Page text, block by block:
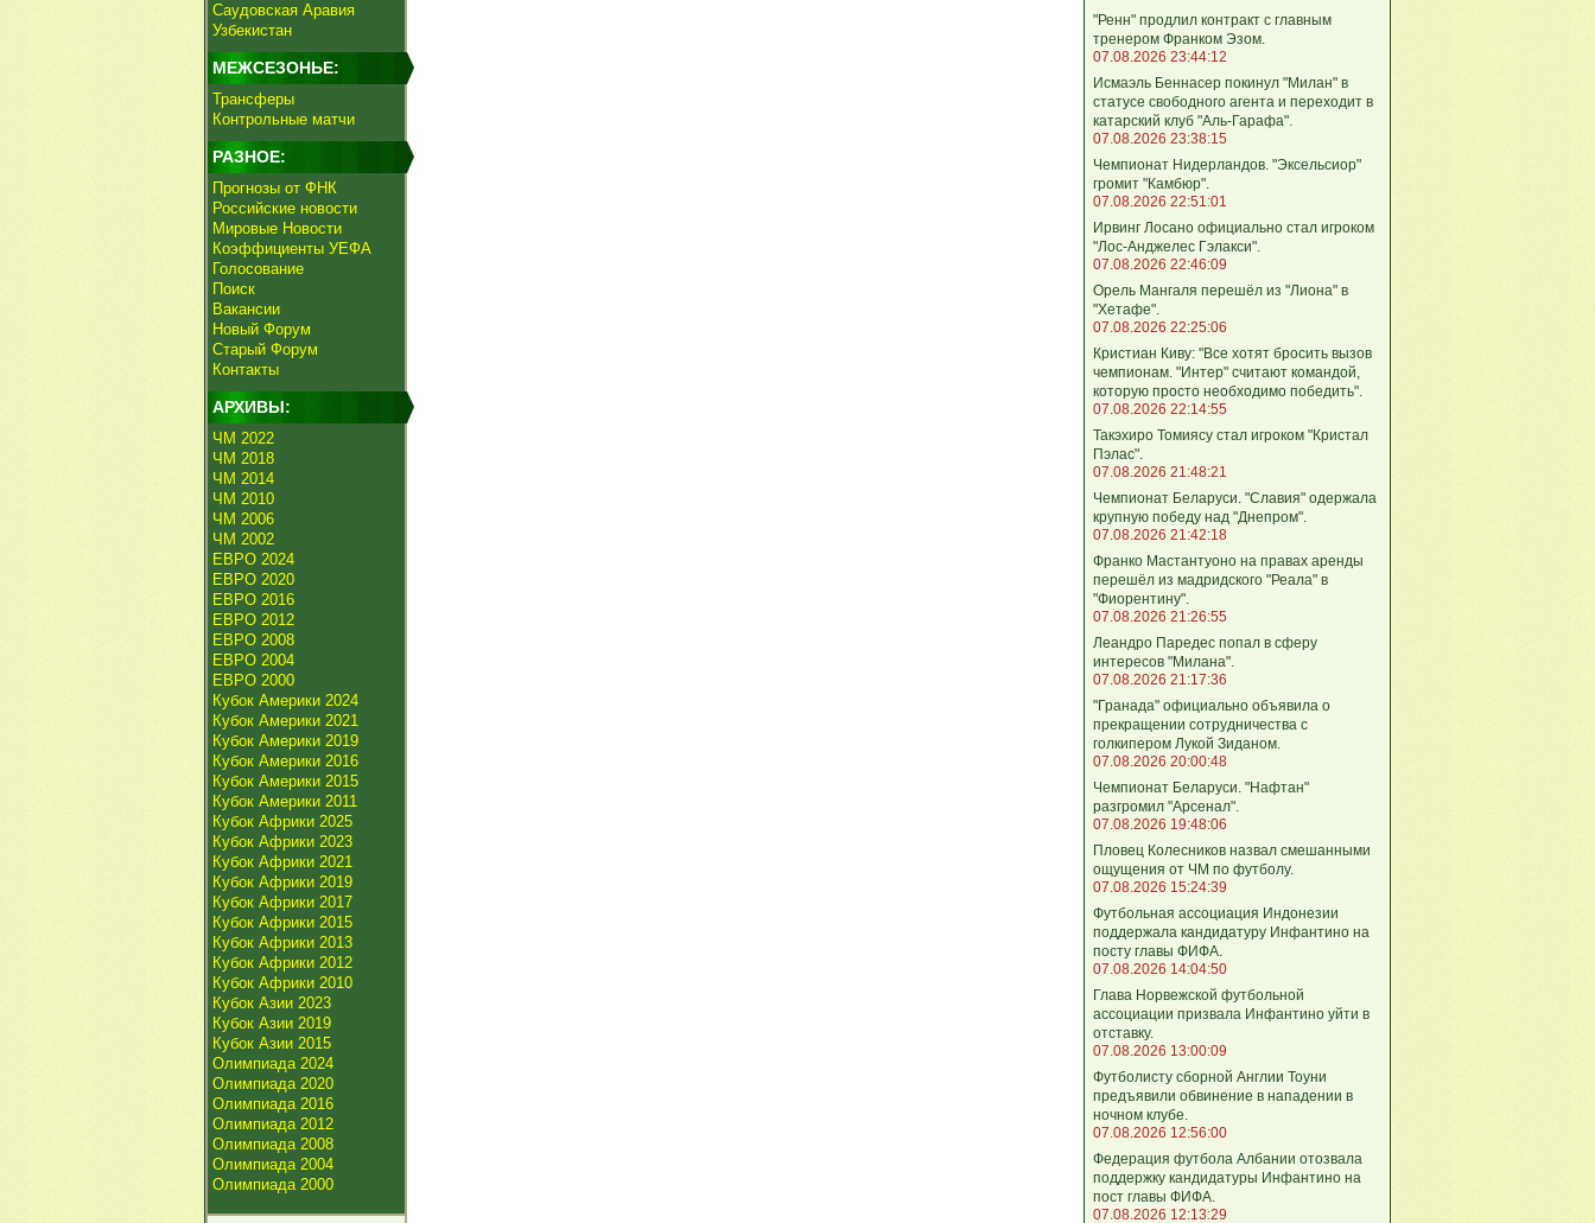
Саудовская Аравия
Узбекистан
МЕЖСЕЗОНЬЕ:
Трансферы
Контрольные матчи
РАЗНОЕ:
Прогнозы от ФНК
Российские новости
Мировые Новости
Коэффициенты УЕФА
Голосование
Поиск
Вакансии
Новый Форум
Старый Форум
Контакты
АРХИВЫ:
ЧМ 2022
ЧМ 2018
ЧМ 2014
ЧМ 2010
ЧМ 2006
ЧМ 2002
ЕВРО 2024
ЕВРО 2020
ЕВРО 2016
ЕВРО 2012
ЕВРО 2008
ЕВРО 2004
ЕВРО 2000
Кубок Америки 2024
Кубок Америки 2021
Кубок Америки 2019
Кубок Америки 2016
Кубок Америки 2015
Кубок Америки 2011
Кубок Африки 2025
Кубок Африки 2023
Кубок Африки 2021
Кубок Африки 2019
Кубок Африки 2017
Кубок Африки 2015
Кубок Африки 2013
Кубок Африки 2012
Кубок Африки 2010
Кубок Азии 2023
Кубок Азии 2019
Кубок Азии 2015
Олимпиада 2024
Олимпиада 2020
Олимпиада 2016
Олимпиада 2012
Олимпиада 2008
Олимпиада 2004
Олимпиада 2000
"Ренн" продлил контракт с главным
тренером Франком Эзом.
07.08.2026 23:44:12
Исмаэль Беннасер покинул "Милан" в
статусе свободного агента и переходит в
катарский клуб "Аль-Гарафа".
07.08.2026 23:38:15
Чемпионат Нидерландов. "Эксельсиор"
громит "Камбюр".
07.08.2026 22:51:01
Ирвинг Лосано официально стал игроком
"Лос-Анджелес Гэлакси".
07.08.2026 22:46:09
Орель Мангаля перешёл из "Лиона" в
"Хетафе".
07.08.2026 22:25:06
Кристиан Киву: "Все хотят бросить вызов
чемпионам. "Интер" считают командой,
которую просто необходимо победить".
07.08.2026 22:14:55
Такэхиро Томиясу стал игроком "Кристал
Пэлас".
07.08.2026 21:48:21
Чемпионат Беларуси. "Славия" одержала
крупную победу над "Днепром".
07.08.2026 21:42:18
Франко Мастантуоно на правах аренды
перешёл из мадридского "Реала" в
"Фиорентину".
07.08.2026 21:26:55
Леандро Паредес попал в сферу
интересов "Милана".
07.08.2026 21:17:36
"Гранада" официально объявила о
прекращении сотрудничества с
голкипером Лукой Зиданом.
07.08.2026 20:00:48
Чемпионат Беларуси. "Нафтан"
разгромил "Арсенал".
07.08.2026 19:48:06
Пловец Колесников назвал смешанными
ощущения от ЧМ по футболу.
07.08.2026 15:24:39
Футбольная ассоциация Индонезии
поддержала кандидатуру Инфантино на
посту главы ФИФА.
07.08.2026 14:04:50
Глава Норвежской футбольной
ассоциации призвала Инфантино уйти в
отставку.
07.08.2026 13:00:09
Футболисту сборной Англии Тоуни
предъявили обвинение в нападении в
ночном клубе.
07.08.2026 12:56:00
Федерация футбола Албании отозвала
поддержку кандидатуры Инфантино на
пост главы ФИФА.
07.08.2026 12:13:29